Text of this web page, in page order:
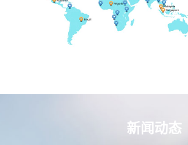
新闻动态